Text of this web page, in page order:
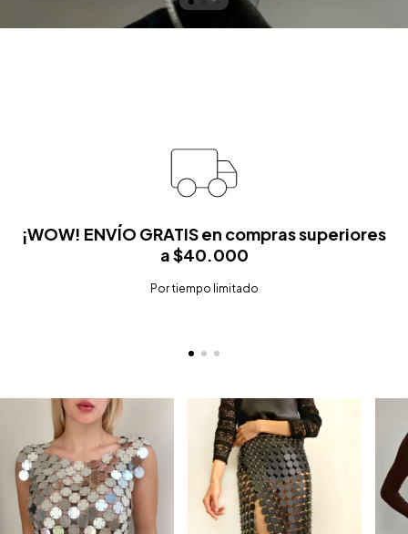
¡WOW! ENVÍO GRATIS en compras superiores
a $40.000
Por tiempo limitado